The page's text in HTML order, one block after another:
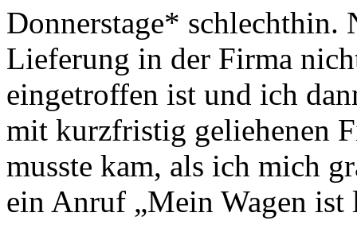
Donnerstage* schlechthin.
Lieferung in der Firma
eingetroffen ist und ich
mit kurzfristig geliehenen
musste kam, als ich mich
ein Anruf „Mein Wagen